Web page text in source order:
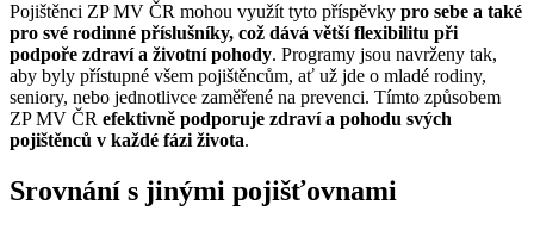
Pojištěnci ZP MV ČR mohou využít tyto příspěvky pro sebe a také
pro své rodinné příslušníky, což dává větší flexibilitu při
podpoře zdraví a životní pohody. Programy jsou navrženy tak,
aby byly přístupné všem pojištěncům, ať už jde o mladé rodiny,
seniory, nebo jednotlivce zaměřené na prevenci. Tímto způsobem
ZP MV ČR efektivně podporuje zdraví a pohodu svých
pojištěnců v každé fázi života.
Srovnání s jinými pojišťovnami